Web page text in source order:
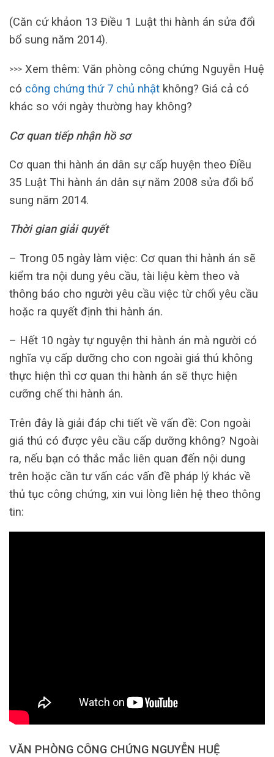
(Căn cứ khảon 13 Điều 1 Luật thi hành án sửa đổi
bổ sung năm 2014).
>>> Xem thêm: Văn phòng công chứng Nguyễn Huệ
có công chứng thứ 7 chủ nhật không? Giá cả có
khác so với ngày thường hay không?
Cơ quan tiếp nhận hồ sơ
Cơ quan thi hành án dân sự cấp huyện theo Điều
35 Luật Thi hành án dân sự năm 2008 sửa đổi bổ
sung năm 2014.
Thời gian giải quyết
– Trong 05 ngày làm việc: Cơ quan thi hành án sẽ
kiểm tra nội dung yêu cầu, tài liệu kèm theo và
thông báo cho người yêu cầu việc từ chối yêu cầu
hoặc ra quyết định thi hành án.
– Hết 10 ngày tự nguyện thi hành án mà người có
nghĩa vụ cấp dưỡng cho con ngoài giá thú không
thực hiện thì cơ quan thi hành án sẽ thực hiện
cưỡng chế thi hành án.
Trên đây là giải đáp chi tiết về vấn đề: Con ngoài
giá thú có được yêu cầu cấp dưỡng không? Ngoài
ra, nếu bạn có thắc mắc liên quan đến nội dung
trên hoặc cần tư vấn các vấn đề pháp lý khác về
thủ tục công chứng, xin vui lòng liên hệ theo thông
tin:
VĂN PHÒNG CÔNG CHỨNG NGUYỄN HUỆ